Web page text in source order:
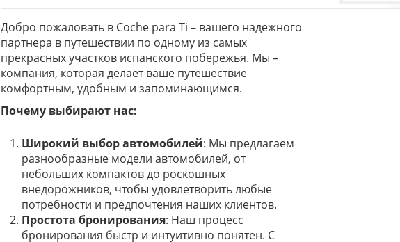
Добро пожаловать в Coche para Ti – вашего надежного
партнера в путешествии по одному из самых
прекрасных участков испанского побережья. Мы –
компания, которая делает ваше путешествие
комфортным, удобным и запоминающимся.
Почему выбирают нас:
Широкий выбор автомобилей: Мы предлагаем
разнообразные модели автомобилей, от
небольших компактов до роскошных
внедорожников, чтобы удовлетворить любые
потребности и предпочтения наших клиентов.
Простота бронирования: Наш процесс
бронирования быстр и интуитивно понятен. С